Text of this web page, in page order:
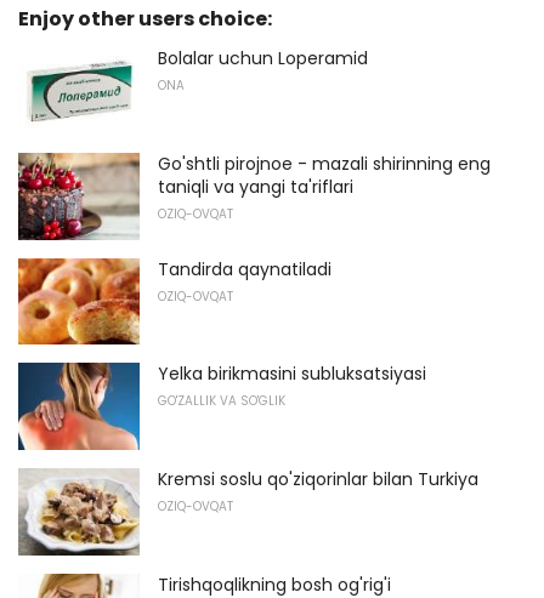
Enjoy other users choice:
Bolalar uchun Loperamid
ONA
Go'shtli pirojnoe - mazali shirinning eng
taniqli va yangi ta'riflari
OZIQ-OVQAT
Tandirda qaynatiladi
OZIQ-OVQAT
Yelka birikmasini subluksatsiyasi
GO'ZALLIK VA SO'GLIK
Kremsi soslu qo'ziqorinlar bilan Turkiya
OZIQ-OVQAT
Tirishqoqlikning bosh og'rig'i